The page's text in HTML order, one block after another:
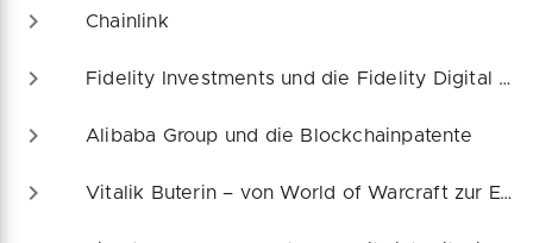
Chainlink
Fidelity Investments und die Fidelity Digital Assets
Alibaba Group und die Blockchainpatente
Vitalik Buterin – von World of Warcraft zur Ethereum-Blockchain